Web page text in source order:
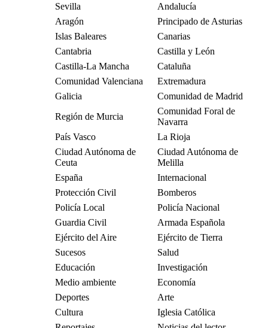
Sevilla
Andalucía
Aragón
Principado de Asturias
Islas Baleares
Canarias
Cantabria
Castilla y León
Castilla-La Mancha
Cataluña
Comunidad Valenciana
Extremadura
Galicia
Comunidad de Madrid
Región de Murcia
Comunidad Foral de
Navarra
País Vasco
La Rioja
Ciudad Autónoma de
Ceuta
Ciudad Autónoma de
Melilla
España
Internacional
Protección Civil
Bomberos
Policía Local
Policía Nacional
Guardia Civil
Armada Española
Ejército del Aire
Ejército de Tierra
Sucesos
Salud
Educación
Investigación
Medio ambiente
Economía
Deportes
Arte
Cultura
Iglesia Católica